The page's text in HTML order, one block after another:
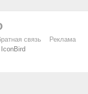
связь
Реклама